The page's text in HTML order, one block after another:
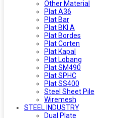
Other Material
Plat A36
Plat Bar
Plat BKI A
Plat Bordes
Plat Corten
Plat Kapal
Plat Lobang
Plat SM490
Plat SPHC
Plat SS400
Steel Sheet Pile
Wiremesh
STEEL INDUSTRY
Dual Plate